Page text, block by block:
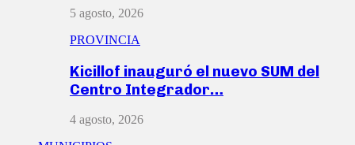
5 agosto, 2026
PROVINCIA
Kicillof inauguró el nuevo SUM del
Centro Integrador…
4 agosto, 2026